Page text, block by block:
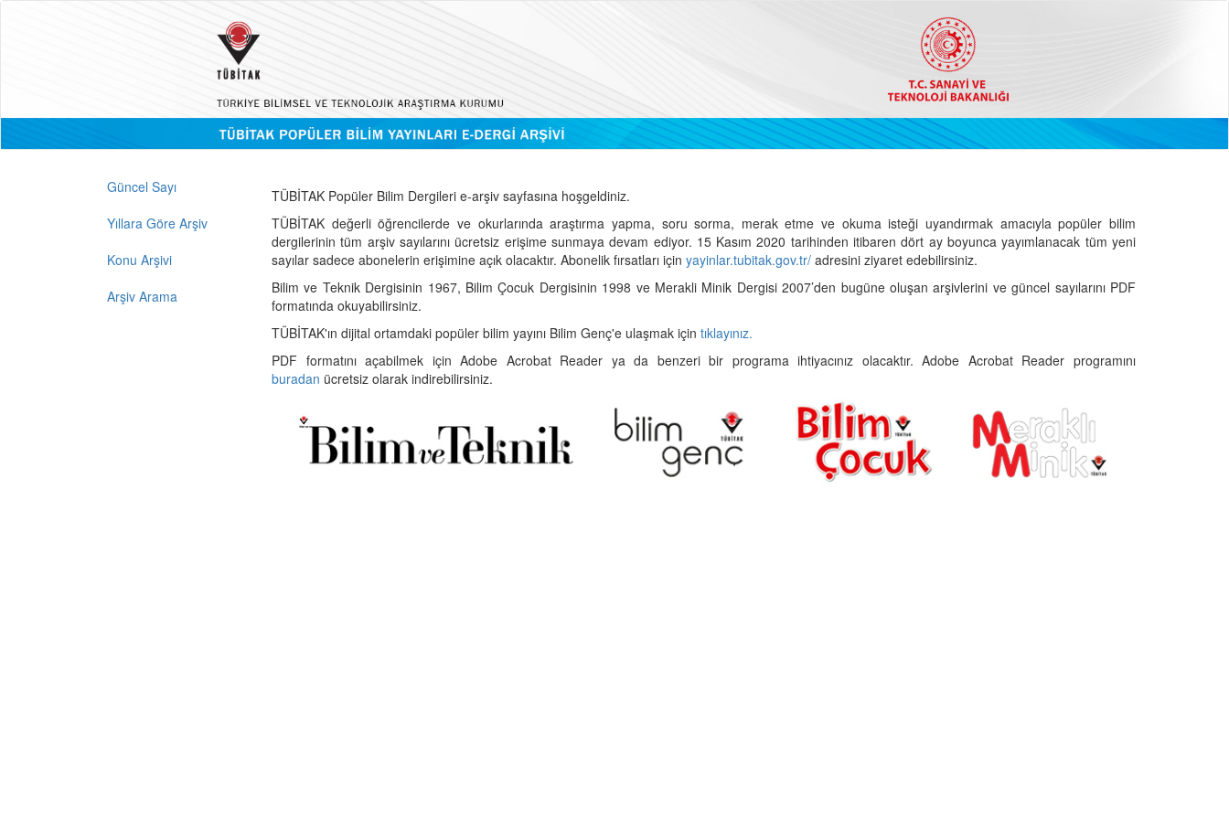
Güncel Sayı
Yıllara Göre Arşiv
Konu Arşivi
Arşiv Arama
TÜBİTAK Popüler Bilim Dergileri e-arşiv sayfasına hoşgeldiniz.
TÜBİTAK değerli öğrencilerde ve okurlarında araştırma yapma, soru sorma, merak etme ve okuma isteği uyandırmak amacıyla popüler bilim
dergilerinin tüm arşiv sayılarını ücretsiz erişime sunmaya devam ediyor. 15 Kasım 2020 tarihinden itibaren dört ay boyunca yayımlanacak tüm yeni
sayılar sadece abonelerin erişimine açık olacaktır. Abonelik fırsatları için yayinlar.tubitak.gov.tr/ adresini ziyaret edebilirsiniz.
Bilim ve Teknik Dergisinin 1967, Bilim Çocuk Dergisinin 1998 ve Merakli Minik Dergisi 2007’den bugüne oluşan arşivlerini ve güncel sayılarını PDF
formatında okuyabilirsiniz.
TÜBİTAK'ın dijital ortamdaki popüler bilim yayını Bilim Genç'e ulaşmak için tıklayınız.
PDF formatını açabilmek için Adobe Acrobat Reader ya da benzeri bir programa ihtiyacınız olacaktır. Adobe Acrobat Reader programını
buradan ücretsiz olarak indirebilirsiniz.